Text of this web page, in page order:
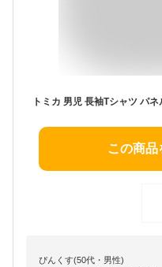
トミカ 男児 長袖Tシャツ パ
この商品
ぴんくす(50代・男性)